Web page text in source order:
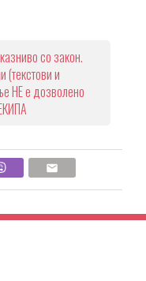
со закон.
и
НЕ е дозволено